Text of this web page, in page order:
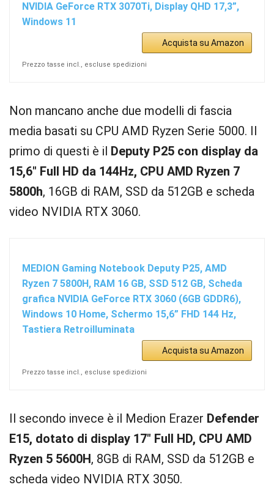
NVIDIA GeForce RTX 3070Ti, Display QHD 17,3”,
Windows 11
Acquista su Amazon
Prezzo tasse incl., escluse spedizioni
Non mancano anche due modelli di fascia
media basati su CPU AMD Ryzen Serie 5000. Il
primo di questi è il Deputy P25 con display da
15,6″ Full HD da 144Hz, CPU AMD Ryzen 7
5800h, 16GB di RAM, SSD da 512GB e scheda
video NVIDIA RTX 3060.
MEDION Gaming Notebook Deputy P25, AMD
Ryzen 7 5800H, RAM 16 GB, SSD 512 GB, Scheda
grafica NVIDIA GeForce RTX 3060 (6GB GDDR6),
Windows 10 Home, Schermo 15,6” FHD 144 Hz,
Tastiera Retroilluminata
Acquista su Amazon
Prezzo tasse incl., escluse spedizioni
Il secondo invece è il Medion Erazer Defender
E15, dotato di display 17″ Full HD, CPU AMD
Ryzen 5 5600H, 8GB di RAM, SSD da 512GB e
scheda video NVIDIA RTX 3050.